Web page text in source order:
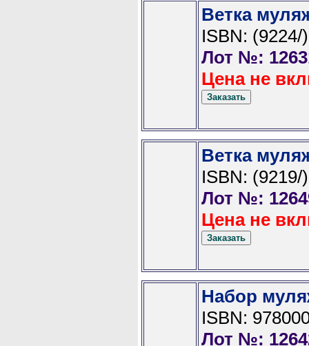
Ветка
ISBN: (9224/)
Лот №:
Цена не
Ветка
ISBN: (9219/)
Лот №:
Цена не
Набор
ISBN:
Лот №: